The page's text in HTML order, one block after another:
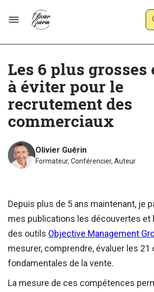
Les 6 plus grosses
à éviter pour le
recrutement des
commerciaux
Olivier Guérin
Formateur, Conférencier, Auteur
Depuis plus de 5 ans maintenant, je
mes publications les découvertes et
des outils Objective Management
mesurer, comprendre, évaluer les
fondamentales de la vente.
La mesure de ces compétences